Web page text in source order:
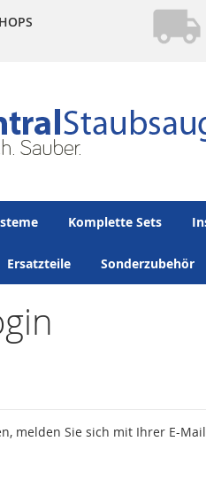
Komplette Sets
Ersatzteile Sonderzubehör
melden Sie sich mit Ihrer E-